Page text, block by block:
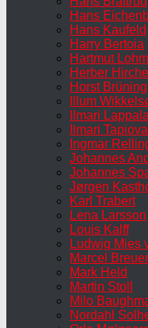
Hans
Hans Kaufeld
Harry Bertoia
Hartmut
Herber Hirche
Horst Brüning
Illum
Ilmari
Ilmari
Ingmar
Johannes
Johannes
Jørgen
Karl Trabert
Lena Larsson
Louis Kalff
Ludwig Mies
Marcel Breuer
Mark Held
Martin Stoll
Milo
Nordahl